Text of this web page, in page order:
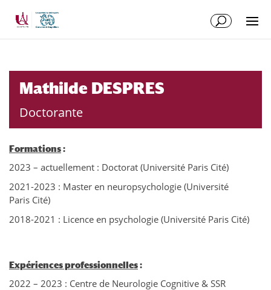
Mathilde DESPRES
Doctorante
Formations:
2023 – actuellement : Doctorat (Université Paris Cité)
2021-2023 : Master en neuropsychologie (Université
Paris Cité)
2018-2021 : Licence en psychologie (Université Paris Cité)
Expériences professionnelles:
2022 – 2023 : Centre de Neurologie Cognitive & SSR